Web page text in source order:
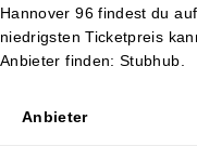
Hannover 96 findest du
niedrigsten Ticketpreis
Anbieter finden: Stubhub.
Anbieter